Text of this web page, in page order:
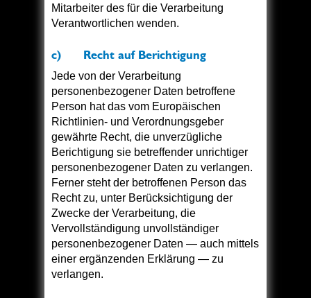
Mitarbeiter des für die Verarbeitung
Verantwortlichen wenden.
c) Recht auf Berichtigung
Jede von der Verarbeitung
personenbezogener Daten betroffene
Person hat das vom Europäischen
Richtlinien- und Verordnungsgeber
gewährte Recht, die unverzügliche
Berichtigung sie betreffender unrichtiger
personenbezogener Daten zu verlangen.
Ferner steht der betroffenen Person das
Recht zu, unter Berücksichtigung der
Zwecke der Verarbeitung, die
Vervollständigung unvollständiger
personenbezogener Daten — auch mittels
einer ergänzenden Erklärung — zu
verlangen.